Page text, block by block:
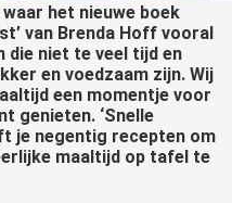
het nieuwe boek
van Brenda Hoff vooral
die niet te veel tijd en
en voedzaam zijn. Wij
een momentje voor
genieten. ‘Snelle
je negentig recepten om
maaltijd op tafel te